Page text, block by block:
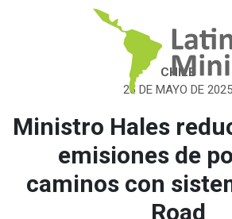
CHILE
26 DE MAYO DE 2025
Ministro Hales
emisiones de
caminos con
Road